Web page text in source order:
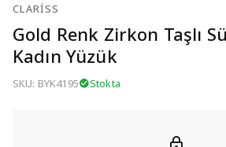
CLARISS
Gold Renk Zirkon Taşlı
Kadın Yüzük
SKU: BYK4195 Stokta